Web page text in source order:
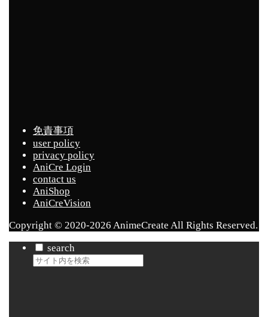
免責事項
user policy
privacy policy
AniCre Login
contact us
AniShop
AniCreVision
Copyright © 2020-2026 AnimeCreate All Rights Reserved.
search